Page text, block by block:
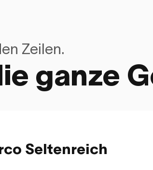
Zeilen.
ganze
Seltenreich